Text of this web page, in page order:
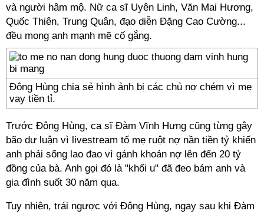
và người hâm mộ. Nữ ca sĩ Uyên Linh, Văn Mai Hương,
Quốc Thiên, Trung Quân, đạo diễn Đặng Cao Cường...
đều mong anh mạnh mẽ cố gắng.
Đông Hùng chia sẻ hình ảnh bị các chủ nợ chém vì mẹ
vay tiền tỉ.
Trước Đông Hùng, ca sĩ Đàm Vĩnh Hưng cũng từng gây
bão dư luận vì livestream tố mẹ ruột nợ nần tiền tỷ khiến
anh phải sống lao đao vì gánh khoản nợ lên đến 20 tỷ
đồng của bà. Anh gọi đó là "khối u" đã đeo bám anh và
gia đình suốt 30 năm qua.
Tuy nhiên, trái ngược với Đông Hùng, ngay sau khi Đàm